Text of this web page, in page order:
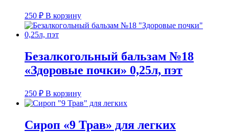
250 ₽ В корзину
Безалкогольный бальзам №18
«Здоровые почки» 0,25л, пэт
250 ₽ В корзину
Сироп «9 Трав» для легких